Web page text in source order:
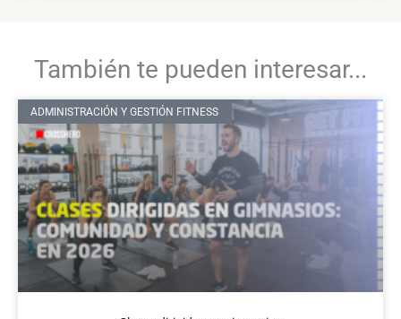
También te pueden interesar...
ADMINISTRACIÓN Y GESTIÓN FITNESS